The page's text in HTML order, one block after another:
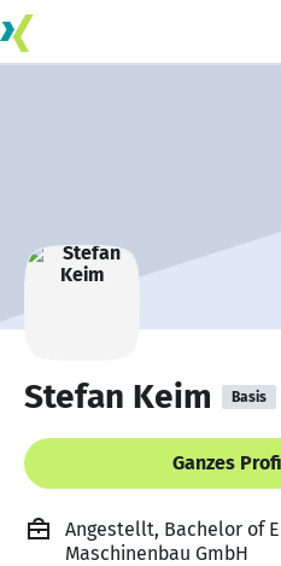
Stefan Keim Basis
Ganzes
Angestellt, Bachelor of
Maschinenbau GmbH